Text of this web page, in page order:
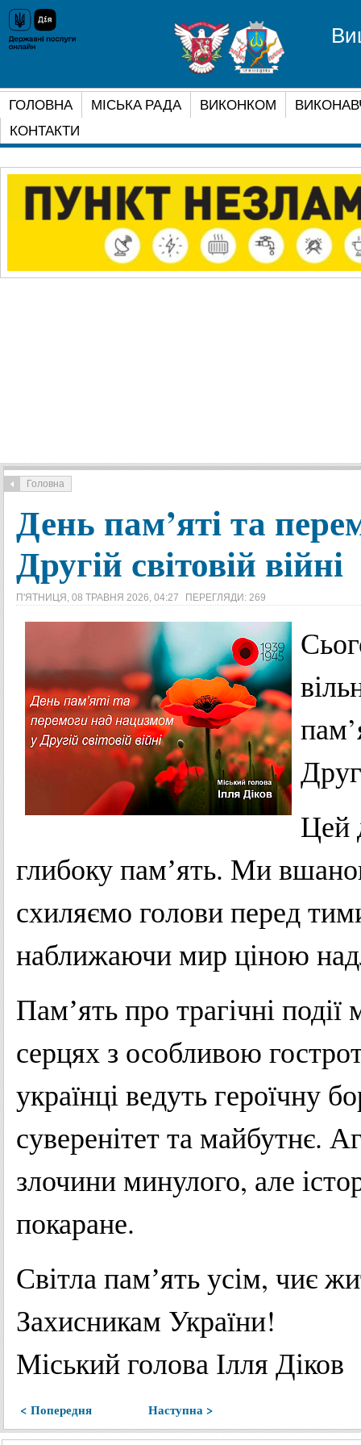
ГОЛОВНА МІСЬКА РАДА ВИКОНКОМ
КОНТАКТИ
Головна
День пам’яті та
Другій світовій війні
П'ЯТНИЦЯ, 08 ТРАВНЯ 2026, 04:27 ПЕРЕГЛЯДИ: 269
Цей
глибоку памʼять. Ми
схиляємо голови перед
наближаючи мир ціною
Памʼять про трагічні
серцях з особливою
українці ведуть героїчну
суверенітет та майбутнє.
злочини минулого, але
покаране.
Світла памʼять усім, чиє
Захисникам України!
Міський голова Ілля Діков
< Попередня Наступна >